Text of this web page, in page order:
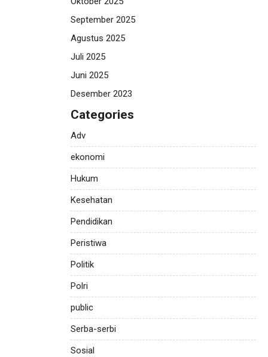
September 2025
Agustus 2025
Juli 2025
Juni 2025
Desember 2023
Categories
Adv
ekonomi
Hukum
Kesehatan
Pendidikan
Peristiwa
Politik
Polri
public
Serba-serbi
Sosial